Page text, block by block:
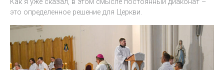
это определенное решение для Церкви.